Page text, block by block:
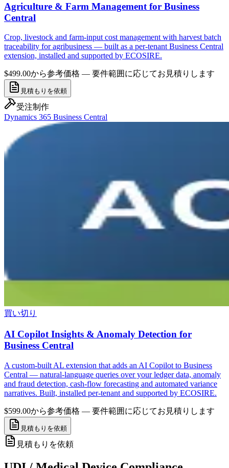
Agriculture & Farm Management for Business
Central
Crop, livestock and farm-input cost management with harvest batch
traceability for agribusiness — built as a per-tenant Business Central
extension, installed and supported by ECOSIRE.
$499.00から参考価格 — 要件範囲に応じてお見積りします
見積もりを依頼
受注制作
Dynamics 365 Business Central
買い切り
AI Copilot Insights & Anomaly Detection for
Business Central
A custom-built AL extension that adds an AI Copilot to Business
Central — natural-language queries over your ledger data, anomaly
and fraud detection, cash-flow forecasting and automated variance
narratives. Built, installed per-tenant and supported by ECOSIRE.
$599.00から参考価格 — 要件範囲に応じてお見積りします
見積もりを依頼
見積もりを依頼